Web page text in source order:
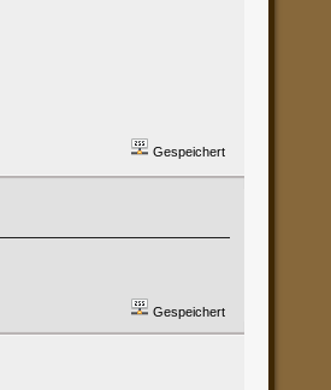
Gespeichert
Gespeichert